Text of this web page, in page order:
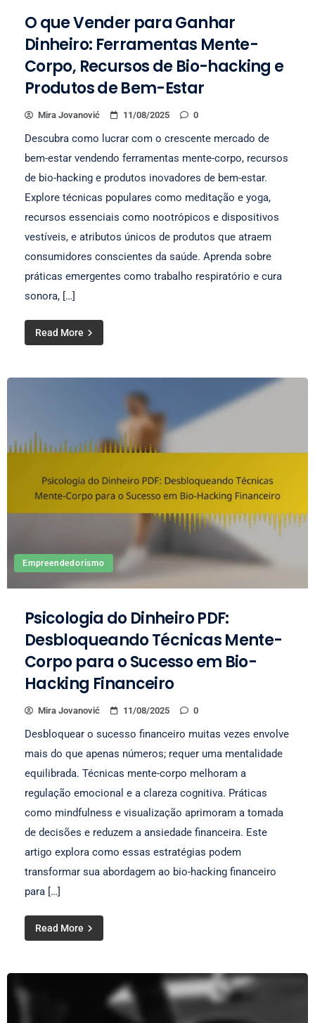
O que Vender para Ganhar
Dinheiro: Ferramentas Mente-
Corpo, Recursos de Bio-hacking e
Produtos de Bem-Estar
Mira Jovanović 11/08/2025 0
Descubra como lucrar com o crescente mercado de
bem-estar vendendo ferramentas mente-corpo, recursos
de bio-hacking e produtos inovadores de bem-estar.
Explore técnicas populares como meditação e yoga,
recursos essenciais como nootrópicos e dispositivos
vestíveis, e atributos únicos de produtos que atraem
consumidores conscientes da saúde. Aprenda sobre
práticas emergentes como trabalho respiratório e cura
sonora, […]
Read More
Empreendedorismo
Psicologia do Dinheiro PDF:
Desbloqueando Técnicas Mente-
Corpo para o Sucesso em Bio-
Hacking Financeiro
Mira Jovanović 11/08/2025 0
Desbloquear o sucesso financeiro muitas vezes envolve
mais do que apenas números; requer uma mentalidade
equilibrada. Técnicas mente-corpo melhoram a
regulação emocional e a clareza cognitiva. Práticas
como mindfulness e visualização aprimoram a tomada
de decisões e reduzem a ansiedade financeira. Este
artigo explora como essas estratégias podem
transformar sua abordagem ao bio-hacking financeiro
para […]
Read More